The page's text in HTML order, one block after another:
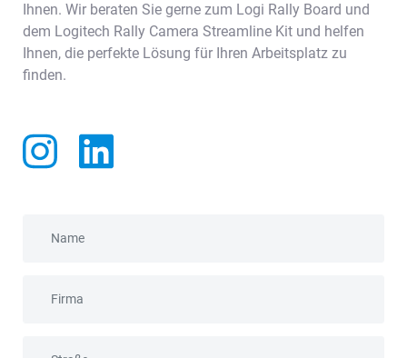
Ihnen. Wir beraten Sie gerne zum Logi Rally Board und
dem Logitech Rally Camera Streamline Kit und helfen
Ihnen, die perfekte Lösung für Ihren Arbeitsplatz zu
finden.